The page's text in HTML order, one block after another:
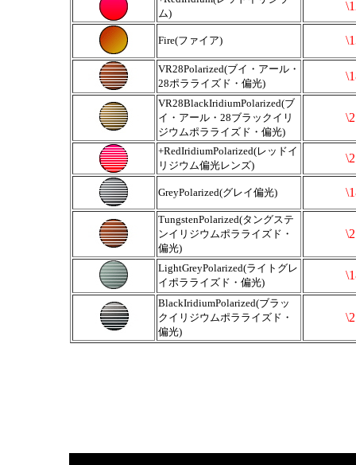
ム)
Fire(ファイア)
VR28Polarized(ブイ・アール・
28ポラライズド・偏光)
VR28BlackIridiumPolarized(ブ
イ・アール・28ブラックイリ
ジウムポラライズド・偏光)
+RedIridiumPolarized(レッドイ
リジウム偏光レンズ)
GreyPolarized(グレイ偏光)
TungstenPolarized(タングステ
ンイリジウムポラライズド・
偏光)
LightGreyPolarized(ライトグレ
イポラライズド・偏光)
BlackIridiumPolarized(ブラッ
クイリジウムポラライズド・
偏光)